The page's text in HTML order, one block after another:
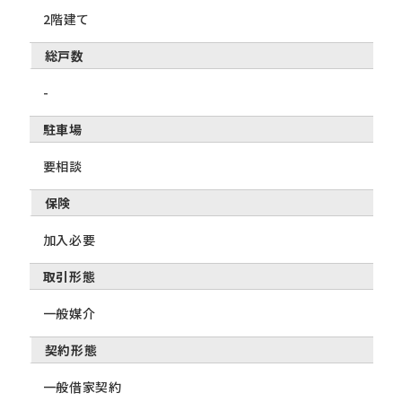
2階建て
総戸数
-
駐車場
要相談
保険
加入必要
取引形態
一般媒介
契約形態
一般借家契約